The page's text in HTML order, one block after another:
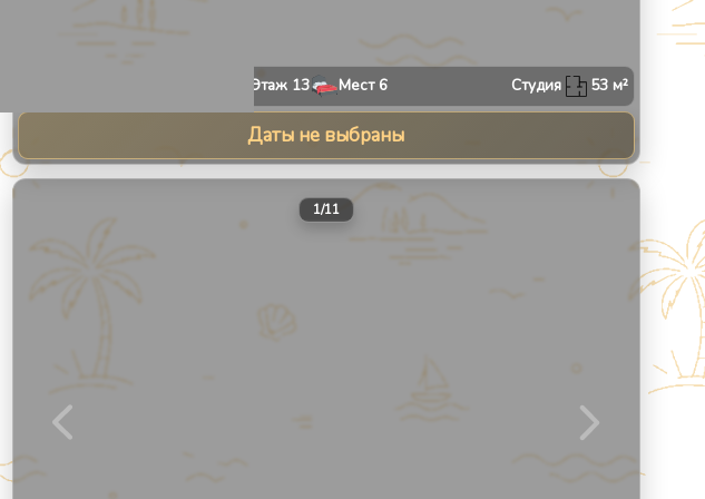
Этаж 13 Мест 6 Студия 53м²
Даты не выбраны
1/11